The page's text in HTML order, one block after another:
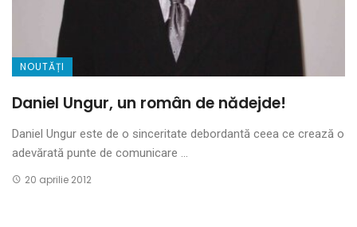
NOUTĂȚI
Daniel Ungur, un român de nădejde!
Daniel Ungur este de o sin­ceritate debordantă ceea ce crează o
ade­vărată punte de comunicare ...
20 aprilie 2012